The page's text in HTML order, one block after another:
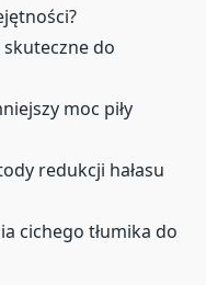
skuteczne do
moc piły
redukcji hałasu
cichego tłumika do